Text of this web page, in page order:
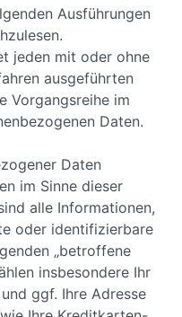
Ausführungen
jeden mit oder ohne
ausgeführten
Vorgangsreihe im
Daten.
Daten
im Sinne dieser
alle Informationen,
oder identifizierbare
„betroffene
insbesondere Ihr
ggf. Ihre Adresse